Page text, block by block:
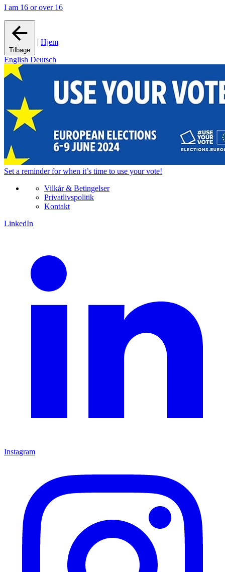
I am 16 or over 16
Tilbage
| Hjem
English Deutsch
Set a reminderfor when it’s time to use your vote!
Vilkår & Betingelser
Privatlivspolitik
Kontakt
LinkedIn
Instagram